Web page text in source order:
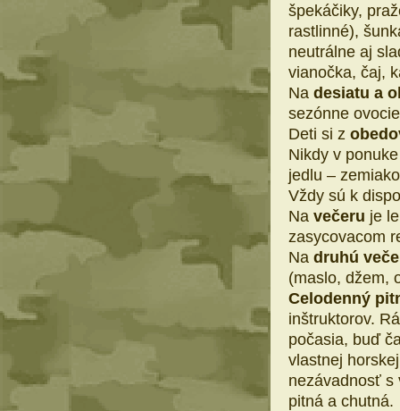
špekáčiky,
rastlinné),
neutrálne aj
vianočka, čaj,
Na desiatu a
sezónne
Deti si z
Nikdy v
jedlu –
Vždy sú k
Na večeru je
zasycovacom
Na druhú
(maslo, džem,
Celodenný
inštruktorov.
počasia, buď
vlastnej
nezávadnosť s
pitná a